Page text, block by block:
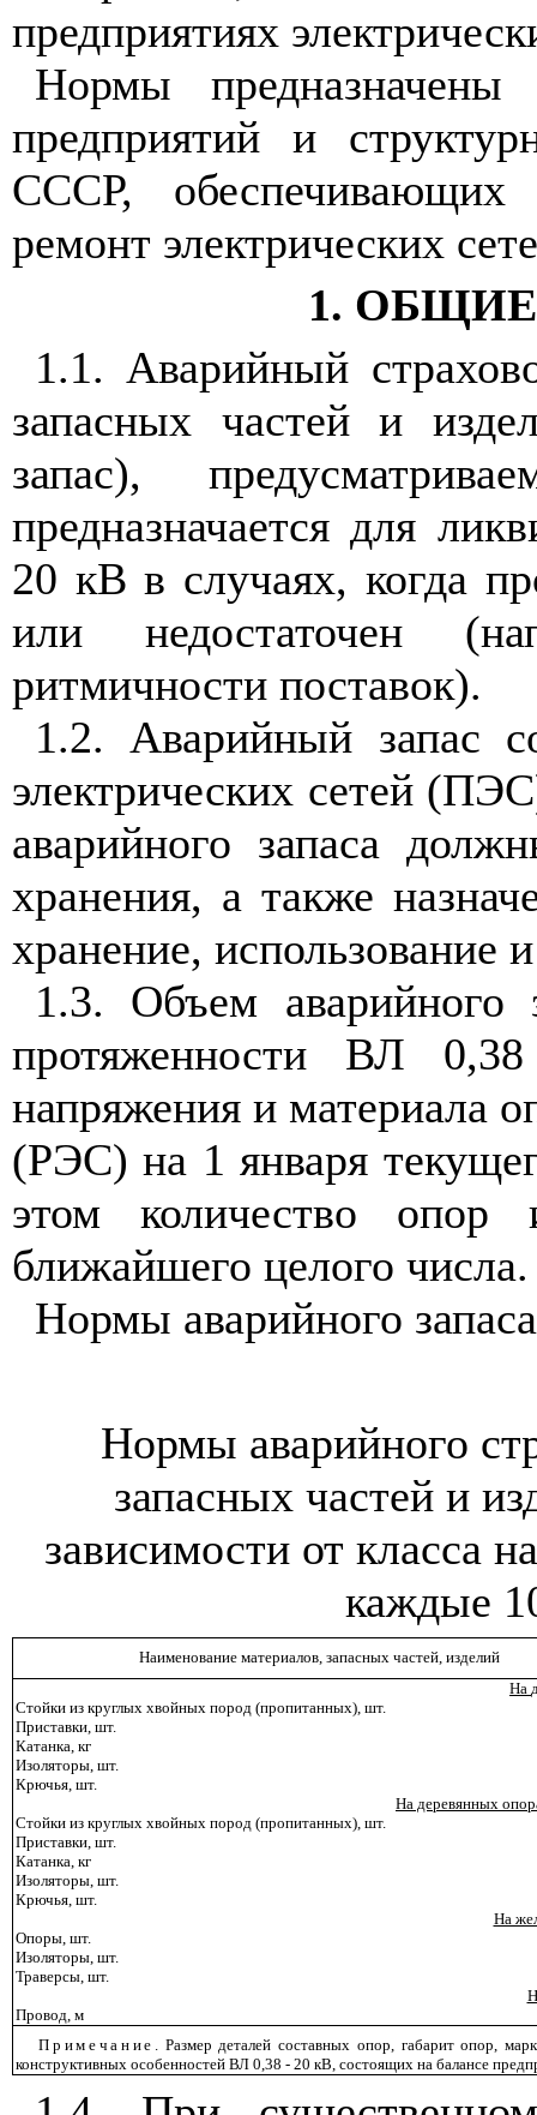
предприятиях
Нормы предназначены
предприятий и
СССР, обеспечивающих
ремонт электрических
1.
1.1. Аварийный
запасных частей и
запас), п
предназначается для
20 кВ в случаях, когда
или недостаточен
ритмичности поставок).
1.2. Аварийный запас
электрических сетей (ПЭС
аварийного запаса
хранения, а также
хранение, использование
1.3. Объем аварийного
протяженности ВЛ
напряжения и материала
(РЭС) на 1 января
этом количество опор
ближайшего целого числа.
Нормы аварийного запас
Нормы аварийного
запасных частей и
зависимости от класса
каждые 1
Наименование материалов, запасных частей, изделий
На
Стойки из круглых хвойных пород (пропитанных),шт.
Приставки, шт.
Катанка, кг
Изоляторы, шт.
Крючья, шт.
На деревянных
Стойки из круглых хвойных пород (пропитанных), шт.
Приставки, шт.
Катанка, кг
Изоляторы, шт.
Крючья, шт.
На
Опоры, шт.
Изоляторы, шт.
Траверсы, шт.
Провод, м
Приме чан ие . Размер деталейсоставных опор, габарит опор,
конструктивных особенностей ВЛ 0,38 - 20 кВ, состоящих на балансе